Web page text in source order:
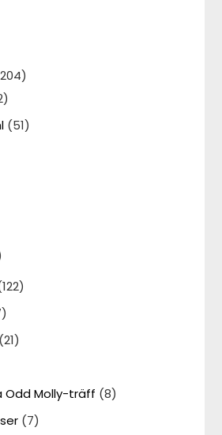
(51)
(21)
Odd Molly-träff (8)
(7)